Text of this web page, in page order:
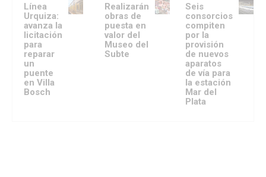
Línea
Urquiza:
avanza la
licitación
para
reparar
un
puente
en Villa
Bosch
Realizarán
obras de
puesta en
valor del
Museo del
Subte
Seis
consorcios
compiten
por la
provisión
de nuevos
aparatos
de vía para
la estación
Mar del
Plata